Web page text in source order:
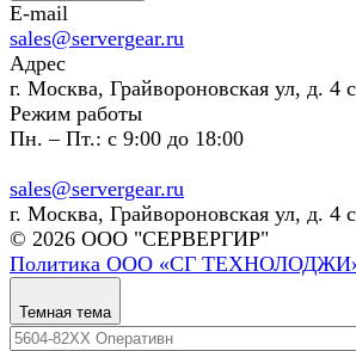
E-mail
sales@servergear.ru
Адрес
г. Москва, Грайвороновская ул, д. 4
Режим работы
Пн. – Пт.: с 9:00 до 18:00
sales@servergear.ru
г. Москва, Грайвороновская ул, д. 4
© 2026 ООО "СЕРВЕРГИР"
Политика ООО «СГ
Темная тема